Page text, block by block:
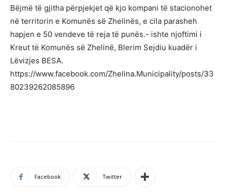
Bëjmë të gjitha përpjekjet që kjo kompani të stacionohet
në territorin e Komunës së Zhelinës, e cila parasheh
hapjen e 50 vendeve të reja të punës.- ishte njoftimi i
Kreut të Komunës së Zhelinë, Blerim Sejdiu kuadër i
Lëvizjes BESA.
https://www.facebook.com/Zhelina.Municipality/posts/33
80239262085896
Facebook Twitter